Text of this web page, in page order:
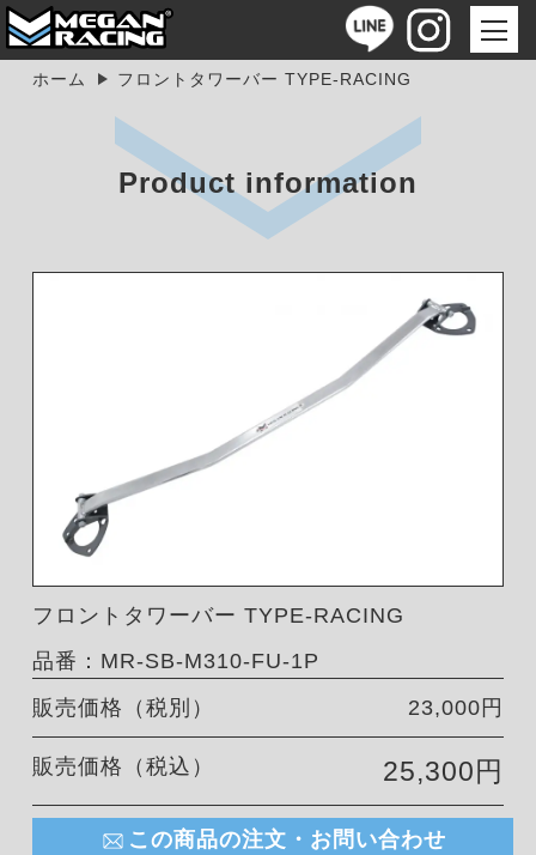
ホーム フロントタワーバー TYPE-RACING
Product information
フロントタワーバー TYPE-RACING
品番：MR-SB-M310-FU-1P
販売価格（税別）
23,000円
販売価格（税込） 25,300円
この商品の注文・お問い合わせ